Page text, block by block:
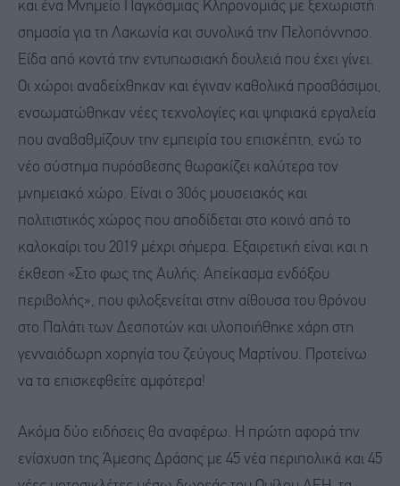
και ένα Μνημείο Παγκόσμιας Κληρονομιάς με ξεχωριστή
σημασία για τη Λακωνία και συνολικά την Πελοπόννησο.
Είδα από κοντά την εντυπωσιακή δουλειά που έχει γίνει.
Οι χώροι αναδείχθηκαν και έγιναν καθολικά προσβάσιμοι,
ενσωματώθηκαν νέες τεχνολογίες και ψηφιακά εργαλεία
που αναβαθμίζουν την εμπειρία του επισκέπτη, ενώ το
νέο σύστημα πυρόσβεσης θωρακίζει καλύτερα τον
μνημειακό χώρο. Είναι ο 30ός μουσειακός και
πολιτιστικός χώρος που αποδίδεται στο κοινό από το
καλοκαίρι του 2019 μέχρι σήμερα. Εξαιρετική είναι και η
έκθεση «Στο φως της Αυλής: Απείκασμα ενδόξου
περιβολής», που φιλοξενείται στην αίθουσα του θρόνου
στο Παλάτι των Δεσποτών και υλοποιήθηκε χάρη στη
γενναιόδωρη χορηγία του ζεύγους Μαρτίνου. Προτείνω
να τα επισκεφθείτε αμφότερα!
Ακόμα δύο ειδήσεις θα αναφέρω. Η πρώτη αφορά την
ενίσχυση της Άμεσης Δράσης με 45 νέα περιπολικά και 45